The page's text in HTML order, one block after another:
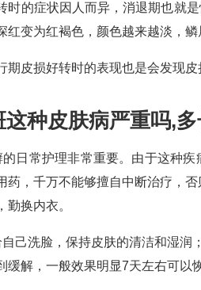
时的症状因人而异，消退期也就
红变为红褐色，颜色越来越淡，
期皮损好转时的表现也是会发现
这种皮肤病严重吗,
的日常护理非常重要。由于这种
药，千万不能够擅自中断治疗，
勤换内衣。
己洗脸，保持皮肤的清洁和湿润
缓解，一般效果明显7天左右可以